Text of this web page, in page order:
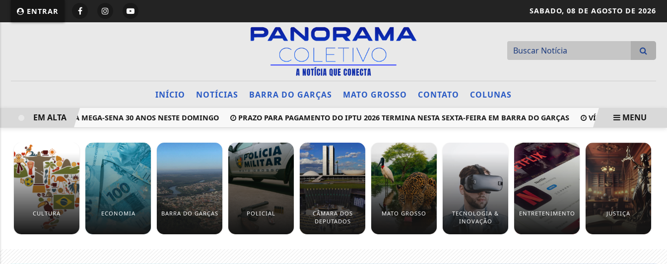
ENTRAR SABADO, 08 DE AGOSTO DE 2026
INÍCIO NOTÍCIAS BARRA DO GARÇAS MATO GROSSO CONTATO COLUNAS
NA MEGA-SENA 30 ANOS NESTE DOMINGO PRAZO PARA PAGAMENTO DO IPTU 2026 TERMINA NESTA SEXTA-FEIRA EM BARRA DO GARÇAS VÍDEO: CRIANÇA É
EM ALTA MENU
CULTURA ECONOMIA BARRA DO GARÇAS POLICIAL
CÂMARA DOS
DEPUTADOS
MATO GROSSO
TECNOLOGIA &
INOVAÇÃO
ENTRETENIMENTO JUSTIÇA